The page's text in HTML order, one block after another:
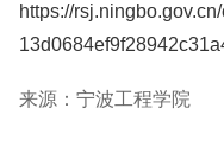
https://
来源：宁波工程学院